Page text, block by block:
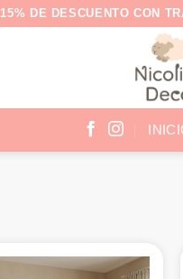
15% DE DESCUENTO CON